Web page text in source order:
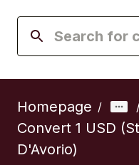
Homepage /
Convert 1 USD
D'Avorio)